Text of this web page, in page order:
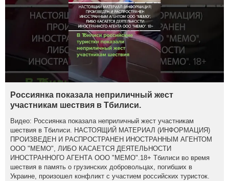
Россиянка показала неприличный жест
участникам шествия в Тбилиси.
Видео: Россиянка показала неприличный жест участникам
шествия в Тбилиси. НАСТОЯЩИЙ МАТЕРИАЛ (ИНФОРМАЦИЯ)
ПРОИЗВЕДЕН И РАСПРОСТРАНЕН ИНОСТРАННЫМ АГЕНТОМ
ООО "МЕМО", ЛИБО КАСАЕТСЯ ДЕЯТЕЛЬНОСТИ
ИНОСТРАННОГО АГЕНТА ООО "МЕМО".18+ Тбилиси во время
шествия в память о грузинских добровольцах, погибших в
Украине, произошел конфликт с участием российских туристок.